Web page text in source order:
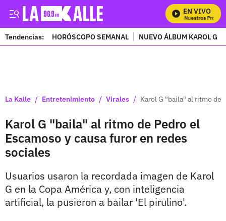
EN VIVO
Mira Todos Nuestros
Tendencias: HORÓSCOPO SEMANAL NUEVO ÁLBUM KAROL G
La Kalle / Entretenimiento / Virales / Karol G "baila" al ritmo de
Karol G "baila" al ritmo de Pedro el
Escamoso y causa furor en redes
sociales
Usuarios usaron la recordada imagen de Karol
G en la Copa América y, con inteligencia
artificial, la pusieron a bailar 'El pirulino'.